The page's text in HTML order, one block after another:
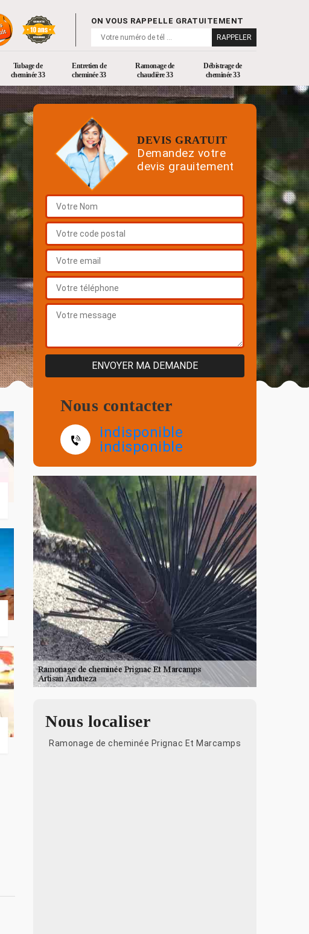
ON VOUS RAPPELLE GRATUITEMENT
Tubage de
cheminée 33
Entretien de
cheminée 33
Ramonage de
chaudière 33
Débistrage de
cheminée 33
DEVIS GRATUIT
Demandez votre
devis grauitement
Nous contacter
indisponible
indisponible
Nous localiser
Ramonage de cheminée Prignac Et Marcamps